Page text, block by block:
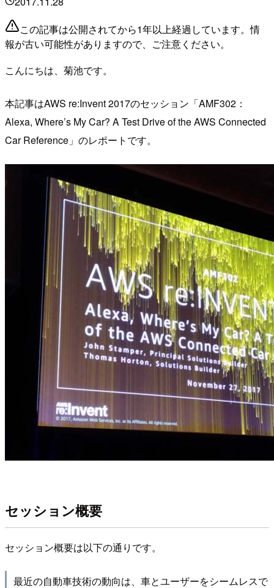
この記事は公開されてから1年以上経過しています。情
報が古い可能性がありますので、ご注意ください。
こんにちは、菊池です。
本記事はAWS re:Invent 2017のセッション「AMF302：
Alexa, Where’s My Car? A Test Drive of the AWS Connected
Car Reference」のレポートです。
セッション概要
セッション概要は以下の通りです。
最近の自動車技術の動向は、車とユーザーをシームレスで